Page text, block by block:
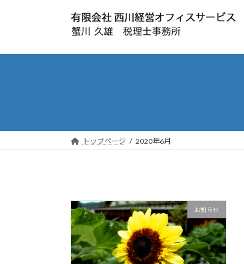
トップページ 2020年6月
お知らせ